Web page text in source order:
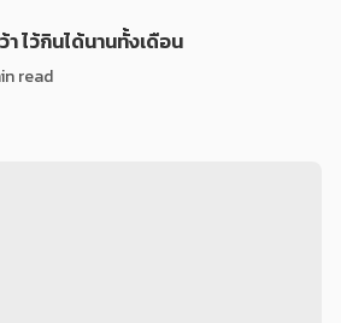
ไว้กินได้นานทั้งเดือน
read